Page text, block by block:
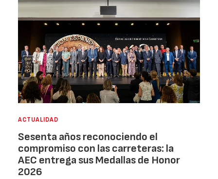
ACTUALIDAD
Sesenta años reconociendo el
compromiso con las carreteras: la
AEC entrega sus Medallas de Honor
2026